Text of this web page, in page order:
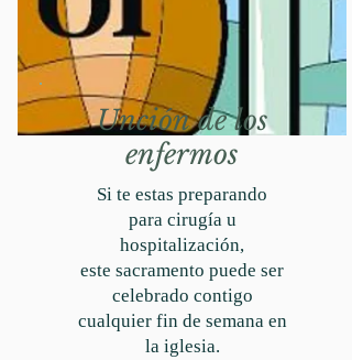
Unción de los
enfermos
Si te estas preparando
para cirugía u
hospitalización,
este sacramento puede ser
celebrado contigo
cualquier fin de semana en
la iglesia.